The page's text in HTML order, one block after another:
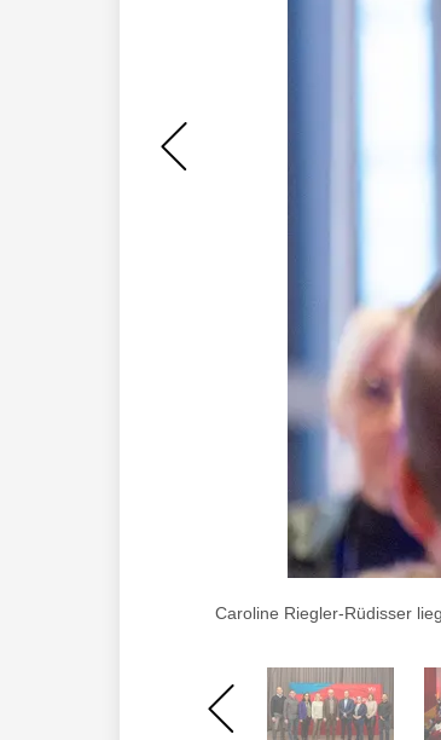
Caroline Riegler-Rüdisser